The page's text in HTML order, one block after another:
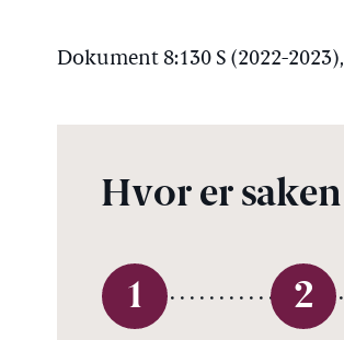
Dokument 8:130 S (2022-
Hvor er
1 2